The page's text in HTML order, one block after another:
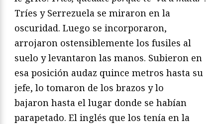
Tríes y Serrezuela se miraron en la
oscuridad. Luego se incorporaron,
arrojaron ostensiblemente los fusiles al
suelo y levantaron las manos. Subieron en
esa posición audaz quince metros hasta su
jefe, lo tomaron de los brazos y lo
bajaron hasta el lugar donde se habían
parapetado. El inglés que los tenía en la